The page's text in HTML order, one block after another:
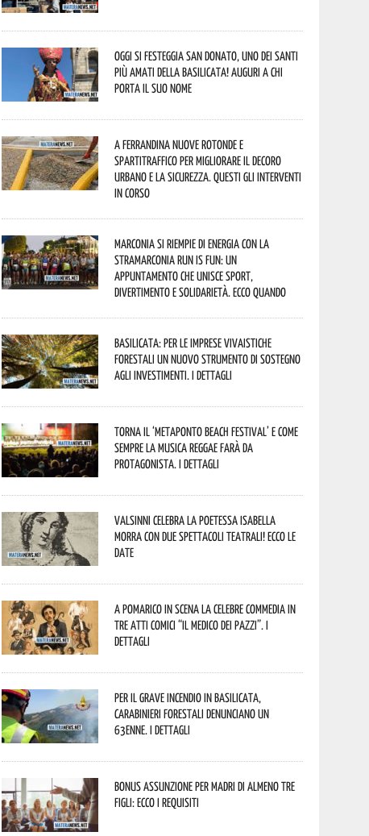
Oggi si festeggia San Donato, uno dei Santi
più amati della Basilicata! Auguri a chi
porta il suo nome
A Ferrandina nuove rotonde e
spartitraffico per migliorare il decoro
urbano e la sicurezza. Questi gli interventi
in corso
Marconia si riempie di energia con la
StraMarconia Run is Fun: un
appuntamento che unisce sport,
divertimento e solidarietà. Ecco quando
Basilicata: per le imprese vivaistiche
forestali un nuovo strumento di sostegno
agli investimenti. I dettagli
Torna il ‘Metaponto beach festival’ e come
sempre la musica reggae farà da
protagonista. I dettagli
Valsinni celebra la poetessa Isabella
Morra con due spettacoli teatrali! Ecco le
date
A Pomarico in scena la celebre commedia in
tre atti comici “Il medico dei pazzi”. I
dettagli
Per il grave incendio in Basilicata,
Carabinieri forestali denunciano un
63enne. I dettagli
Bonus assunzione per madri di almeno tre
figli: ecco i requisiti